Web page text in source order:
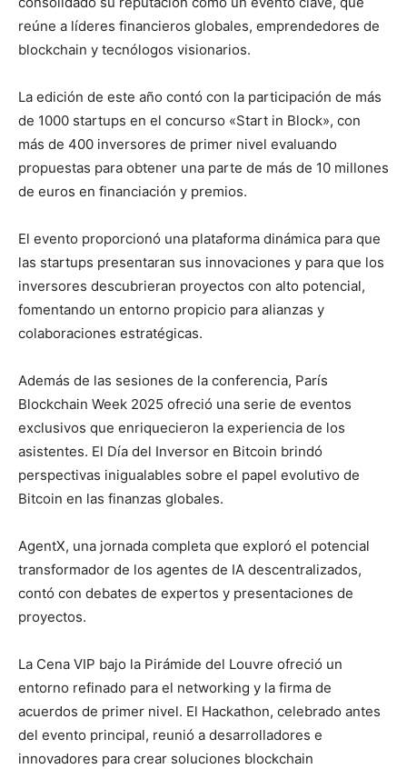
reúne a líderes financieros globales, emprendedores de
blockchain y tecnólogos visionarios.
La edición de este año contó con la participación de más
de 1000 startups en el concurso «Start in Block», con
más de 400 inversores de primer nivel evaluando
propuestas para obtener una parte de más de 10 millones
de euros en financiación y premios.
El evento proporcionó una plataforma dinámica para que
las startups presentaran sus innovaciones y para que los
inversores descubrieran proyectos con alto potencial,
fomentando un entorno propicio para alianzas y
colaboraciones estratégicas.
Además de las sesiones de la conferencia, París
Blockchain Week 2025 ofreció una serie de eventos
exclusivos que enriquecieron la experiencia de los
asistentes. El Día del Inversor en Bitcoin brindó
perspectivas inigualables sobre el papel evolutivo de
Bitcoin en las finanzas globales.
AgentX, una jornada completa que exploró el potencial
transformador de los agentes de IA descentralizados,
contó con debates de expertos y presentaciones de
proyectos.
La Cena VIP bajo la Pirámide del Louvre ofreció un
entorno refinado para el networking y la firma de
acuerdos de primer nivel. El Hackathon, celebrado antes
del evento principal, reunió a desarrolladores e
innovadores para crear soluciones blockchain